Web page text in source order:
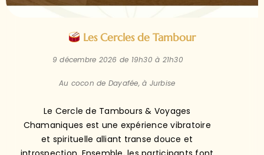
9 décembre 2026 de 19h30 à 21h30
Au cocon de Dayafée, à Jurbise
Chamaniques est une expérience vibratoire
et spirituelle alliant transe douce et
introspection. Ensemble, les participants font
résonner les tambours pour libérer les